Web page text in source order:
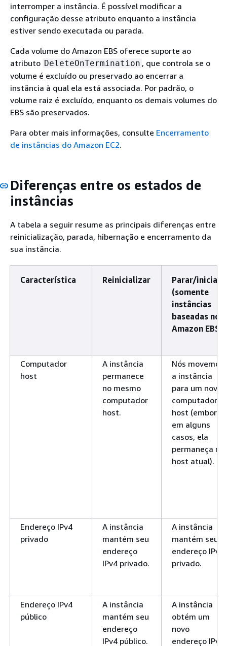
interromper a instância. É possível modificar a
configuração desse atributo enquanto a instância
estiver sendo executada ou parada.
Cada volume do Amazon EBS oferece suporte ao
atributo DeleteOnTermination , que controla se o
volume é excluído ou preservado ao encerrar a
instância à qual ela está associada. Por padrão, o
volume raiz é excluído, enquanto os demais volumes do
EBS são preservados.
Para obter mais informações, consulte Encerramento
de instâncias do Amazon EC2.
Diferenças entre os estados de
instâncias
A tabela a seguir resume as principais diferenças entre
reinicialização, parada, hibernação e encerramento da
sua instância.
Característica Reinicializar
Parar/iniciar
(somente
instâncias
baseadas no
Amazon EBS)
Computador
host
A instância
permanece
no mesmo
computador
host.
Nós movemos
a instância
para um novo
computador
host (embora
em alguns
casos, ela
permaneça no
host atual).
Endereço IPv4
privado
A instância
mantém seu
endereço
IPv4 privado.
A instância
mantém seu
endereço IPv4
privado.
Endereço IPv4
público
A instância
mantém seu
endereço
IPv4 público.
A instância
obtém um
novo
endereço IPv4